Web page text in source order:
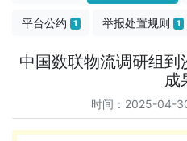
平台公约 1 举报处置规则 1
中国数联物流调研组
成
时间：2025-04-